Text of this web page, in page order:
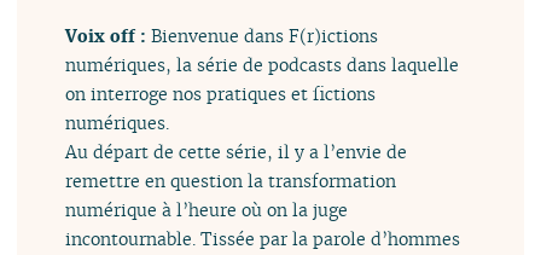
Voix off :Bienvenue dans F(r)ictions
numériques, la série de podcasts dans laquelle
on interroge nos pratiques et fictions
numériques.
Au départ de cette série, il y a l’envie de
remettre en question la transformation
numérique à l’heure où on la juge
incontournable. Tissée par la parole d’hommes